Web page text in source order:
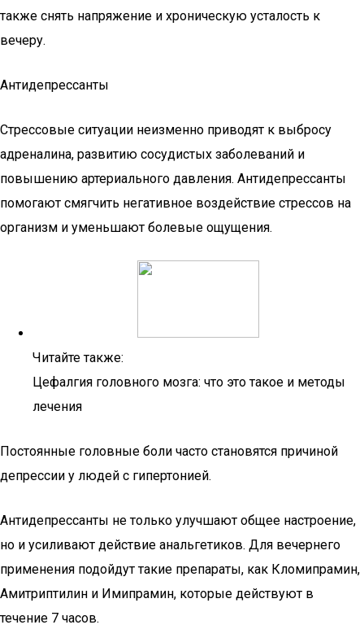
также снять напряжение и хроническую усталость к
вечеру.
Антидепрессанты
Стрессовые ситуации неизменно приводят к выбросу
адреналина, развитию сосудистых заболеваний и
повышению артериального давления. Антидепрессанты
помогают смягчить негативное воздействие стрессов на
организм и уменьшают болевые ощущения.
Читайте также:
Цефалгия головного мозга: что это такое и методы
лечения
Постоянные головные боли часто становятся причиной
депрессии у людей с гипертонией.
Антидепрессанты не только улучшают общее настроение,
но и усиливают действие анальгетиков. Для вечернего
применения подойдут такие препараты, как Кломипрамин,
Амитриптилин и Имипрамин, которые действуют в
течение 7 часов.